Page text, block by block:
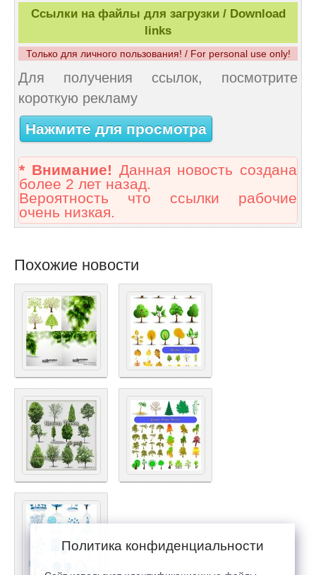
Ссылки на файлы для загрузки / Download
links
Только для личного пользования! / For personal use only!
Для получения ссылок, посмотрите
короткую рекламу
Нажмите для просмотра
* Внимание! Данная новость создана
более 2 лет назад.
Вероятность что ссылки рабочие
очень низкая.
Похожие новости
Политика конфиденциальности